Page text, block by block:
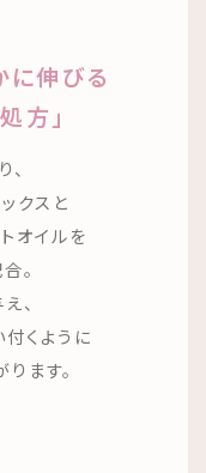
に伸びる
方」
クスと
オイルを
。
、
くように
ます。